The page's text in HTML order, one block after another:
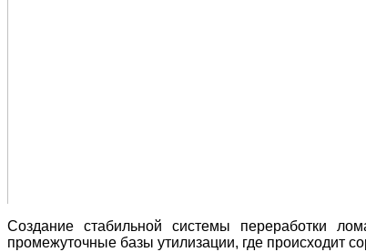
Создание стабильной системы переработки
промежуточные базы утилизации, где происходит